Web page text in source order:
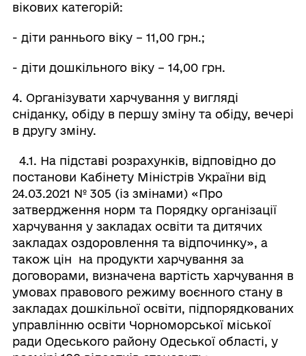
вікових категорій:
- діти раннього віку – 11,00 грн.;
- діти дошкільного віку – 14,00 грн.
4. Організувати харчування у вигляді
сніданку, обіду в першу зміну та обіду, вечері
в другу зміну.
4.1. На підставі розрахунків, відповідно до
постанови Кабінету Міністрів України від
24.03.2021 № 305 (із змінами) «Про
затвердження норм та Порядку організації
харчування у закладах освіти та дитячих
закладах оздоровлення та відпочинку», а
також цін на продукти харчування за
договорами, визначена вартість харчування в
умовах правового режиму воєнного стану в
закладах дошкільної освіти, підпорядкованих
управлінню освіти Чорноморської міської
ради Одеського району Одеської області, у